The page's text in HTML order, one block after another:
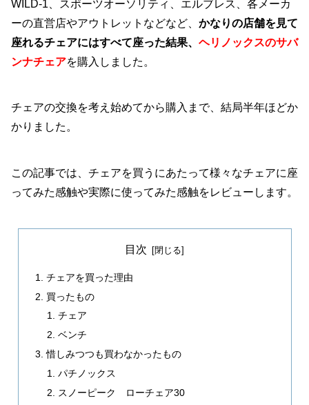
WILD-1、スポーツオーソリティ、エルブレス、各メーカ
ーの直営店やアウトレットなどなど、 かなりの店舗を見て
座れるチェアにはすべて座った結果、 ヘリノックスのサバ
ンナチェアを購入しました。
チェアの交換を考え始めてから購入まで、結局半年ほどか
かりました。
この記事では、チェアを買うにあたって様々なチェアに座
ってみた感触や実際に使ってみた感触をレビューします。
目次
チェアを買った理由
買ったもの
チェア
ベンチ
惜しみつつも買わなかったもの
パチノックス
スノーピーク ローチェア30